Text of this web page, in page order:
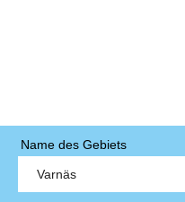
Name des Gebiets